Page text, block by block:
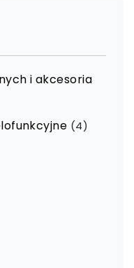
i akcesoria
(4)